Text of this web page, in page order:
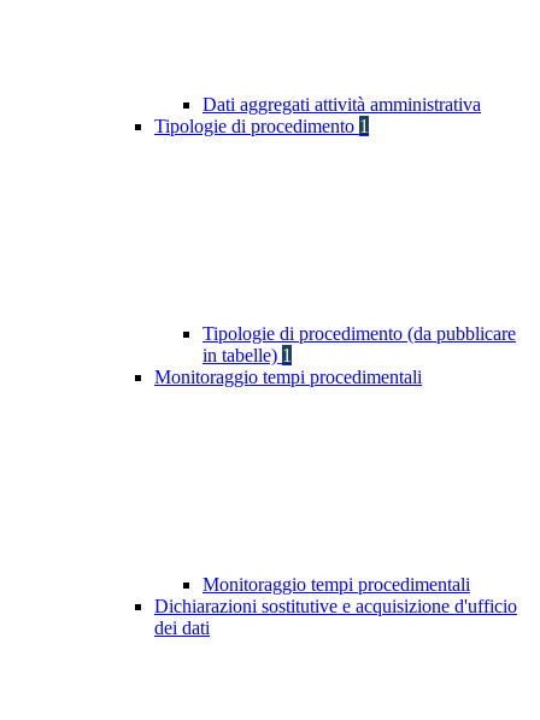
Dati aggregati attività amministrativa
Tipologie di procedimento 1
Tipologie di procedimento (da pubblicare
in tabelle) 1
Monitoraggio tempi procedimentali
Monitoraggio tempi procedimentali
Dichiarazioni sostitutive e acquisizione d'ufficio
dei dati